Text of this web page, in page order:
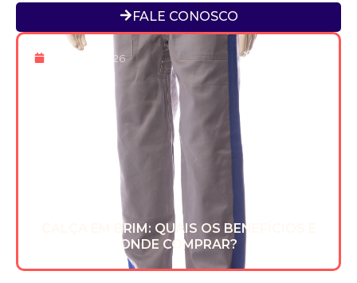
FALE CONOSCO
22 De Jan 2026
CALÇA EM BRIM: QUAIS OS BENEFÍCIOS E
ONDE COMPRAR?